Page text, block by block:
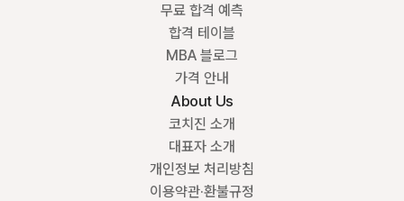
무료 합격 예측
합격 테이블
MBA 블로그
가격 안내
About Us
코치진 소개
대표자 소개
개인정보 처리방침
이용약관·환불규정